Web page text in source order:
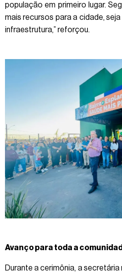
população em primeiro lugar.
mais recursos para a cidade,
infraestrutura,” reforçou.
Avanço para toda a
Durante a cerimônia, a secretária